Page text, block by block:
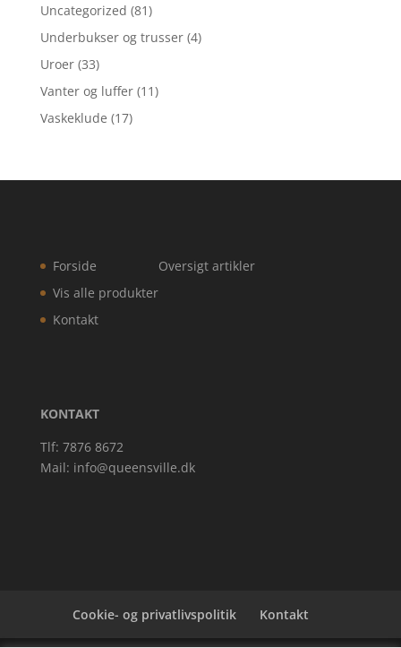
Uncategorized (81)
Underbukser og trusser (4)
Uroer (33)
Vanter og luffer (11)
Vaskeklude (17)
Forside
Vis alle produkter
Kontakt
Oversigt artikler
KONTAKT
Tlf: 7876 8672
Mail: info@queensville.dk
Cookie- og privatlivspolitik Kontakt